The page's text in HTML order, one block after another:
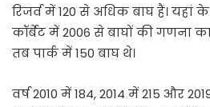
रिजर्व में 120 से अधिक बाघ हैं। यहां
कॉर्बेट में 2006 से बाघों की गणना
तब पार्क में 150 बाघ थे।
वर्ष 2010 में 184, 2014 में 215 और